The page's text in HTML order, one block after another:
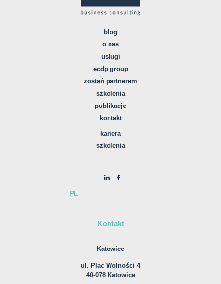
blog
o nas
usługi
ecdp group
zostań partnerem
szkolenia
publikacje
kontakt
kariera
szkolenia
PL
Kontakt
Katowice
ul. Plac Wolności 4
40-078 Katowice